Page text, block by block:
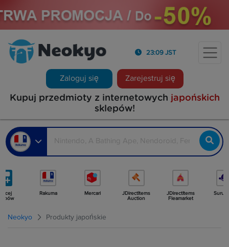
23:09 JST
Zaloguj się Zarejestruj się
Kupuj przedmioty z internetowych japońskich
sklepów!
Rakuma Mercari
JDirectItems
Auction
JDirectItems
Fleamarket
Neokyo Produkty japońskie